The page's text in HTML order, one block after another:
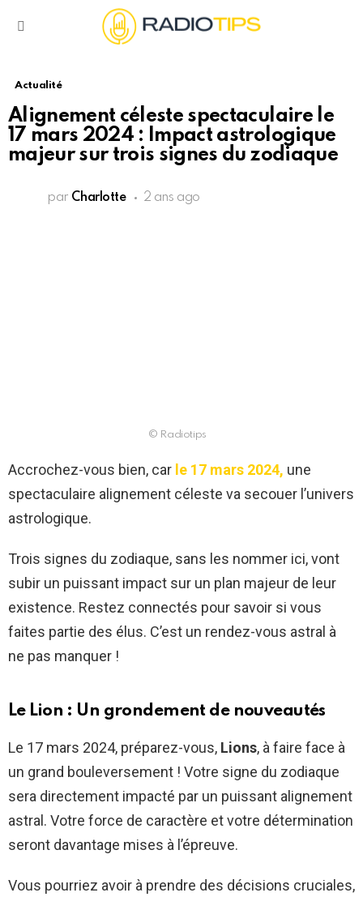
Actualité
Alignement céleste spectaculaire le
17 mars 2024 : Impact astrologique
majeur sur trois signes du zodiaque
par Charlotte 2 ans ago
© Radiotips
Accrochez-vous bien, car le 17 mars 2024, une
spectaculaire alignement céleste va secouer l’univers
astrologique.
Trois signes du zodiaque, sans les nommer ici, vont
subir un puissant impact sur un plan majeur de leur
existence. Restez connectés pour savoir si vous
faites partie des élus. C’est un rendez-vous astral à
ne pas manquer !
Le Lion : Un grondement de nouveautés
Le 17 mars 2024, préparez-vous, Lions, à faire face à
un grand bouleversement ! Votre signe du zodiaque
sera directement impacté par un puissant alignement
astral. Votre force de caractère et votre détermination
seront davantage mises à l’épreuve.
Vous pourriez avoir à prendre des décisions cruciales,